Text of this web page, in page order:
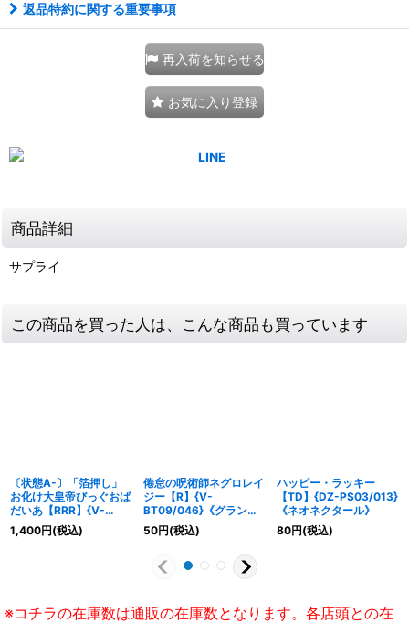
返品特約に関する重要事項
再入荷を知らせる
お気に入り登録
商品詳細
サプライ
この商品を買った人は、こんな商品も買っています
〔状態A-〕「箔押し」
お化け大皇帝びっぐおば
だいあ【RRR】{V-
SS01/025}《グランブ
ルー》
1,400円(税込)
倦怠の呪術師ネグロレイ
ジー【R】{V-
BT09/046}《グランブ
ルー》
50円(税込)
ハッピー・ラッキー
【TD】{DZ-PS03/013}
《ネオネクタール》
80円(税込)
※コチラの在庫数は通販の在庫数となります。各店頭との在